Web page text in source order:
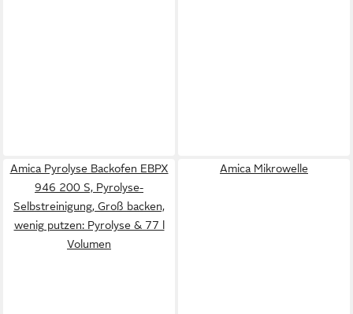
Amica Pyrolyse Backofen EBPX
946 200 S, Pyrolyse-
Selbstreinigung, Groß backen,
wenig putzen: Pyrolyse & 77 l
Volumen
Amica Mikrowelle